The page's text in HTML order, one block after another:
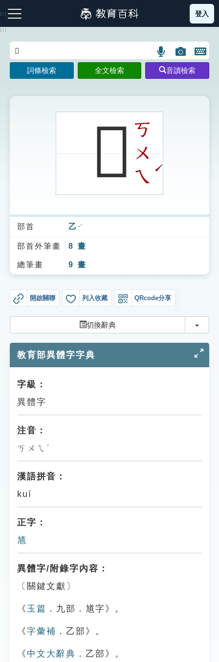
到
主
:::
注音索引圖示 筆畫索引圖示 部首索引表圖示
索引選單
知識索引
單字索引
貓頭鷹博士
登入
:::
語
言
搜
示
圖
片
搜
開
鍵
圖
詞條檢索 全文檢索 音讀檢索
𠃳ㄎ
ㄨ
ㄟ
ˊ
部首 乙 ㄧˇ
部首外筆畫 8 畫
總筆畫 9 畫
開啟關聯 列入收藏 QRcode分享
切換辭典 切換
教育部異體字字典
字級：
異體字
注音：
ㄎㄨㄟˊ
漢語拼音：
kuí
正字：
馗
異體字/附錄字內容：
〔關鍵文獻〕
《 玉篇 ．九部．馗字》。
《字彙補 ．乙部》。
《 中文大辭典 ．乙部》。